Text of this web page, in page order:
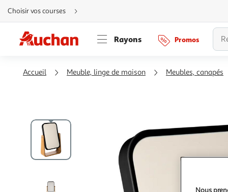
Aller
directement
au
Aller
directement
à
Aller
directement
Choisir vos courses
Rayons Promos
Accueil Meuble, linge de maison Meubles, canapés